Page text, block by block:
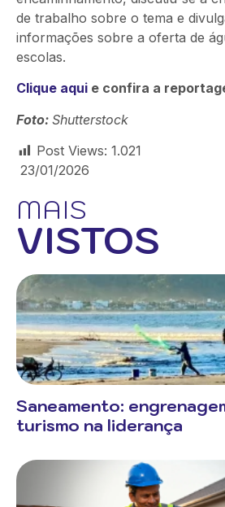
de trabalho sobre o tema e
informações sobre a oferta de
escolas.
Clique aqui e confira a
Foto: Shutterstock
Post Views: 1.021
23/01/2026
MAIS
VISTOS
Saneamento:
turismo na liderança